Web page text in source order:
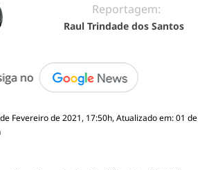
Reportagem:
Raul Trindade dos Santos
Fevereiro de 2021, 17:50h, Atualizado em: 01 de